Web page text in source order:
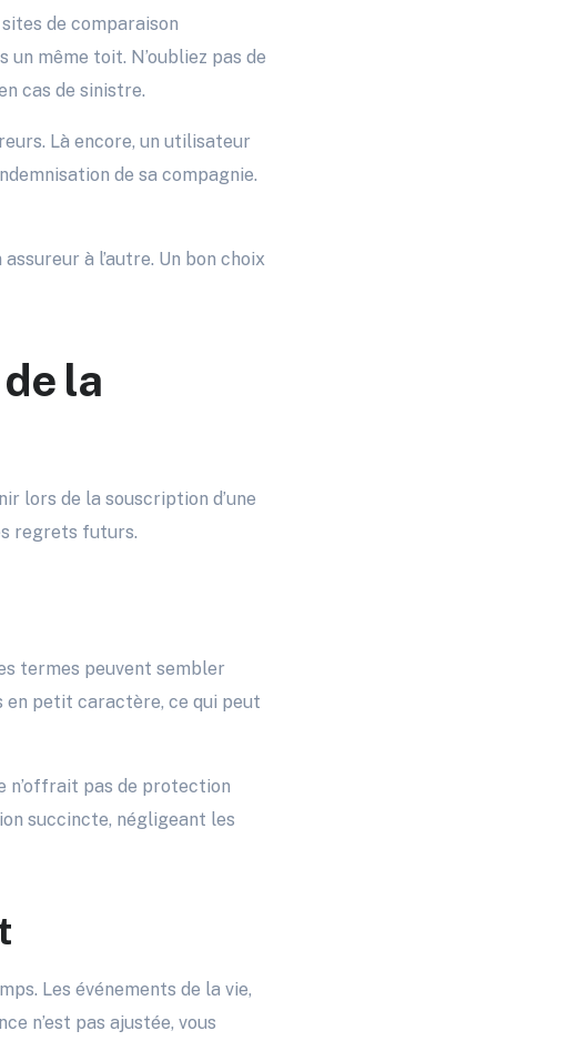
de comparaison
même toit. N’oubliez pas de
cas de sinistre.
Là encore, un utilisateur
de sa compagnie.
à l’autre. Un bon choix
la
lors de la souscription d’une
regrets futurs.
termes peuvent sembler
en petit caractère, ce qui peut
n’offrait pas de protection
succincte, négligeant les
Les événements de la vie,
n’est pas ajustée, vous